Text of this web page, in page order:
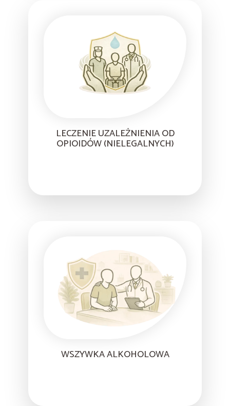
LECZENIE UZALEŻNIENIA OD
OPIOIDÓW (NIELEGALNYCH)
WSZYWKA ALKOHOLOWA